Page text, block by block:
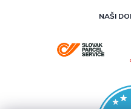
NAŠI